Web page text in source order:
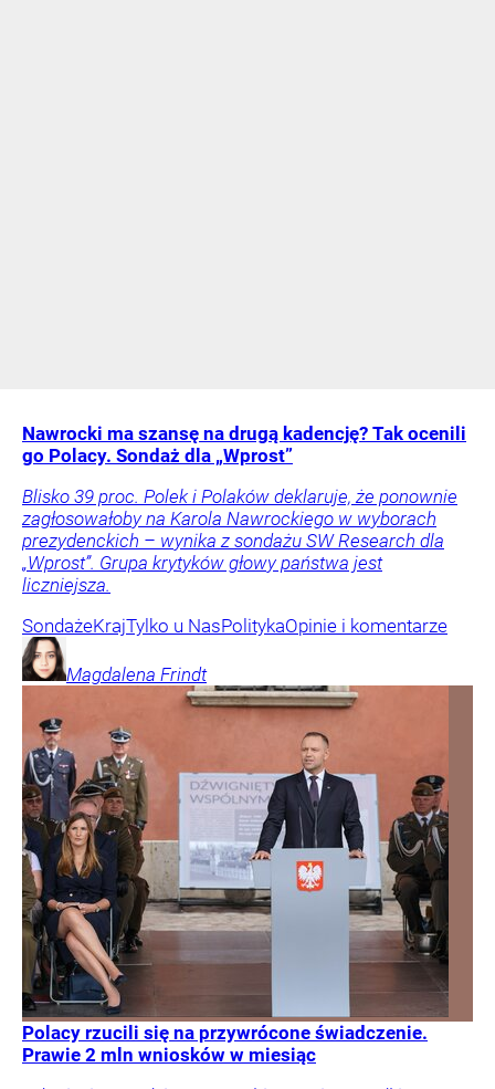
Nawrocki ma szansę na drugą kadencję? Tak ocenili
go Polacy. Sondaż dla „Wprost”
Blisko 39 proc. Polek i Polaków deklaruje, że ponownie
zagłosowałoby na Karola Nawrockiego w wyborach
prezydenckich – wynika z sondażu SW Research dla
„Wprost”. Grupa krytyków głowy państwa jest
liczniejsza.
SondażeKrajTylko u NasPolitykaOpinie i komentarze
Magdalena Frindt
Polacy rzucili się na przywrócone świadczenie.
Prawie 2 mln wniosków w miesiąc